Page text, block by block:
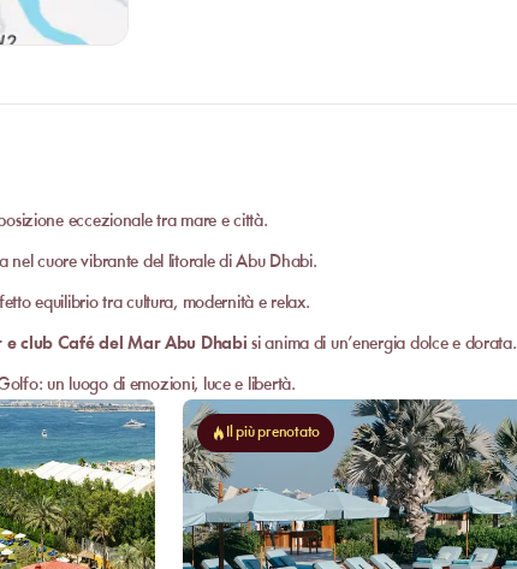
eccezionale tra mare e città.
nel cuore vibrante del litorale di Abu Dhabi.
equilibrio tra cultura, modernità e relax.
e club Café del Mar Abu Dhabi si anima di un’energia dolce e dorata.
un luogo di emozioni, luce e libertà.
Il più prenotato